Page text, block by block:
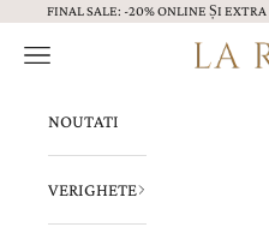
Sari la continut
FINAL SALE: -20% ONLINE ȘI
Bijuterii
Menu
NOUTATI
VERIGHETE